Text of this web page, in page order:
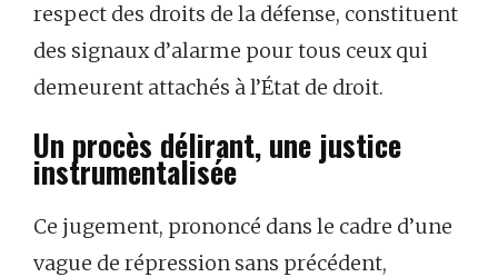
respect des droits de la défense, constituent
des signaux d’alarme pour tous ceux qui
demeurent attachés à l’État de droit.
Un procès délirant, une justice
instrumentalisée
Ce jugement, prononcé dans le cadre d’une
vague de répression sans précédent,